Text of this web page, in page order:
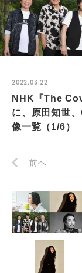
2022.03.22
NHK『The
に、原田知世
像一覧（1/6）
前へ